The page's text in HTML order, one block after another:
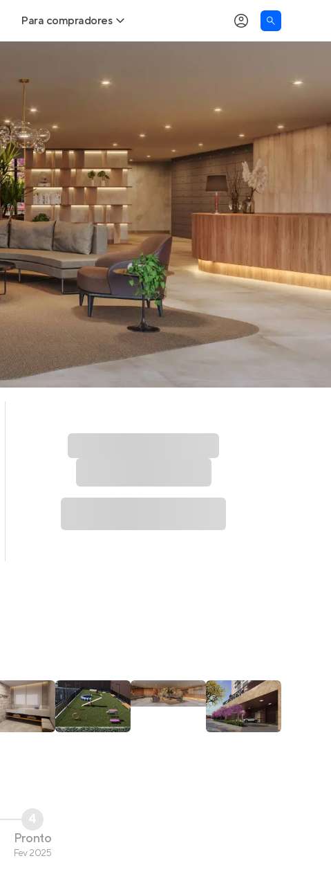
Para compradores
Comprar x Alugar
Correção do INCC
Simulador de Financiamento
Encontre um corretor
4
Pronto
Fev 2025